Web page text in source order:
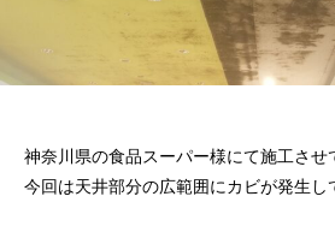
神奈川県の食品スーパー様にて施工させ
今回は天井部分の広範囲にカビが発生し